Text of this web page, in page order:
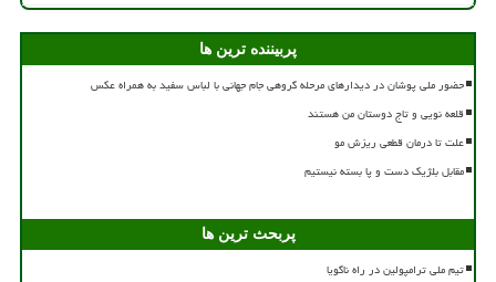
پربیننده ترین ها
حضور ملی پوشان در دیدارهای مرحله گروهی جام جهانی با لباس سفید به همراه عکس
قلعه نویی و تاج دوستان من هستند
علت تا درمان قطعی ریزش مو
مقابل بلژیک دست و پا بسته نیستیم
پربحث ترین ها
تیم ملی ترامپولین در راه ناگویا